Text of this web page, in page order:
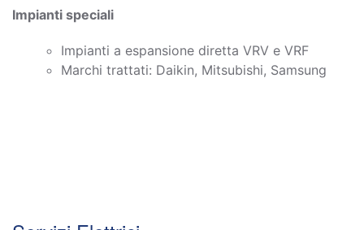
Impianti speciali
Impianti a espansione diretta VRV e VRF
Marchi trattati: Daikin, Mitsubishi, Samsung